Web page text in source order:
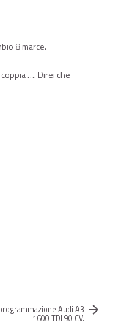
8 marce.
…. Direi che
Audi A3
1600 TDI 90 CV.
arrow_forward